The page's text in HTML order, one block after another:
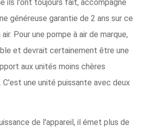
ils l'ont toujours fait, accompagne
généreuse garantie de 2 ans sur ce
Pour une pompe à air de marque,
et devrait certainement être une
aux unités moins chères
C'est une unité puissante avec deux
de l'appareil, il émet plus de